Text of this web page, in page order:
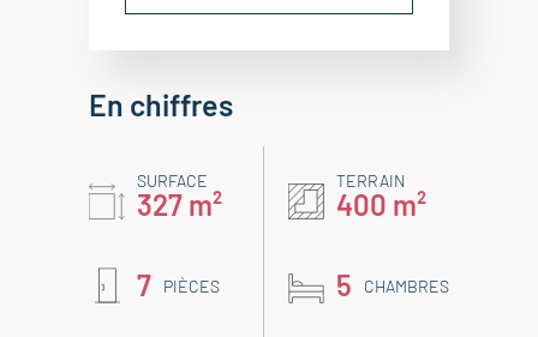
En chiffres
SURFACE
327 m²
TERRAIN
400 m²
7 PIÈCES 5 CHAMBRES